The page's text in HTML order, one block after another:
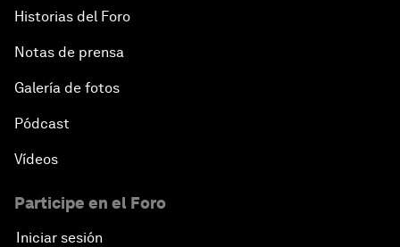
Historias del Foro
Notas de prensa
Galería de fotos
Pódcast
Vídeos
Participe en el Foro
Iniciar sesión